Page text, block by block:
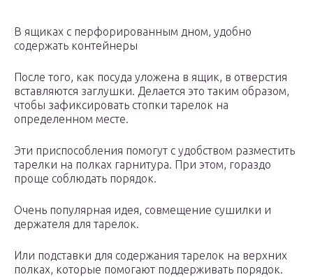
В ящиках с перфорированным дном, удобно
содержать контейнеры
После того, как посуда уложена в ящик, в отверстия
вставляются заглушки. Делается это таким образом,
чтобы зафиксировать стопки тарелок на
определенном месте.
Эти приспособления помогут с удобством разместить
тарелки на полках гарнитура. При этом, гораздо
проще соблюдать порядок.
Очень популярная идея, совмещение сушилки и
держателя для тарелок.
Или подставки для содержания тарелок на верхних
полках, которые помогают поддерживать порядок.